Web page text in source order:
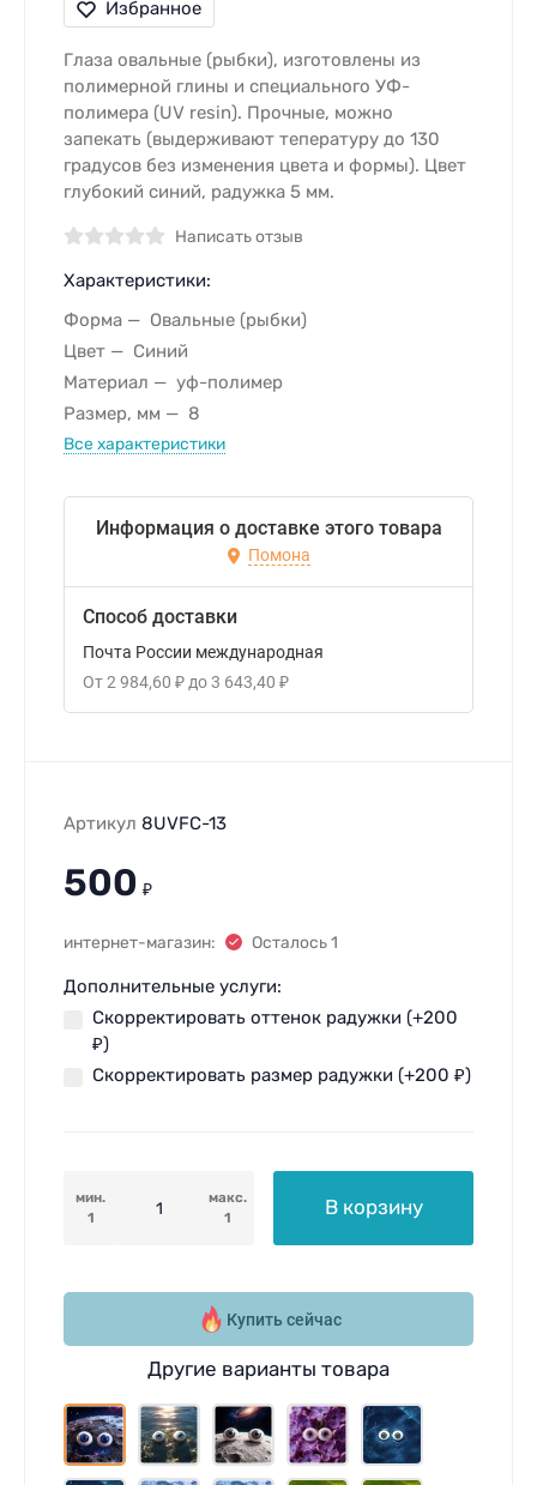
Избранное
Глаза овальные (рыбки), изготовлены из
полимерной глины и специального УФ-
полимера (UV resin). Прочные, можно
запекать (выдерживают тепературу до 130
градусов без изменения цвета и формы). Цвет
глубокий синий, радужка 5 мм.
Написать отзыв
Характеристики:
Форма
Овальные (рыбки)
Цвет
Синий
Материал
уф-полимер
Размер, мм
8
Все характеристики
Информация о доставке этого товара
Помона
Способ доставки
Почта России международная
От
2 984,60 ₽ до 3 643,40 ₽
Артикул 8UVFC-13
500 ₽
интернет-магазин: Осталось 1
Дополнительные услуги:
Скорректировать оттенок радужки (+200
₽)
Скорректировать размер радужки (+200 ₽)
мин.
1
макс.
1
В корзину
Купить сейчас
Другие варианты товара